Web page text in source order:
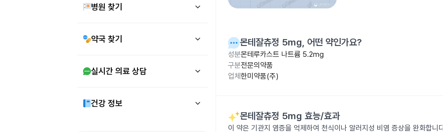
병원 찾기
약국 찾기
실시간 의료 상담
건강 정보
몬테잘츄정 5mg, 어떤 약인가요?
성분몬테루카스트 나트륨 5.2mg
구분전문의약품
업체 한미약품(주)
몬테잘츄정 5mg 효능/효과
이 약은 기관지 염증을 억제하여 천식이나 알러지성 비염 증상을 완화합니